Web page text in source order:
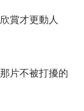
賞才更動人
片不被打擾的